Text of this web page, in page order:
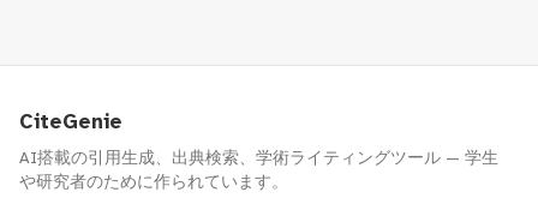
CiteGenie
AI搭載の引用生成、出典検索、学術ライティングツール — 学生
や研究者のために作られています。